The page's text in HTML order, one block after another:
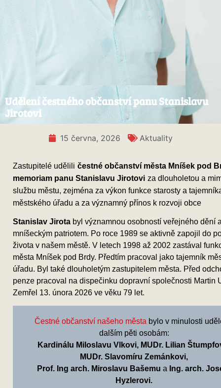
Udělení čestného občanství panu Stanislavu
Jirotovi
15 června, 2026 Aktuality
Zastupitelé udělili čestné občanství města Mníšek pod
memoriam panu Stanislavu Jirotovi za dlouholetou a
službu městu, zejména za výkon funkce starosty a
městského úřadu a za významný přínos k rozvoji obce
Stanislav Jirota byl významnou osobností veřejného dění
mníšeckým patriotem. Po roce 1989 se aktivně zapojil do
života v našem městě. V letech 1998 až 2002 zastával
města Mníšek pod Brdy. Předtím pracoval jako tajemník
úřadu. Byl také dlouholetým zastupitelem města. Před
penze pracoval na dispečinku dopravní společnosti Martin
Zemřel 13. února 2026 ve věku 79 let.
Čestné občanství našeho města bylo v minulosti
dalším pěti osobám:
Kardinálu Miloslavu Vlkovi, MUDr. Lilian
MUDr. Slavomíru Zemánkovi,
Prof. Ing arch. Miroslavu Bašemu a Ing. arch.
Hyzlerovi.